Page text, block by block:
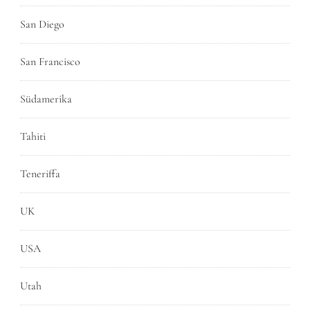
San Diego
San Francisco
Südamerika
Tahiti
Teneriffa
UK
USA
Utah